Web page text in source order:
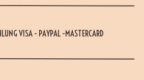
VISA - PAYPAL -MASTERCARD